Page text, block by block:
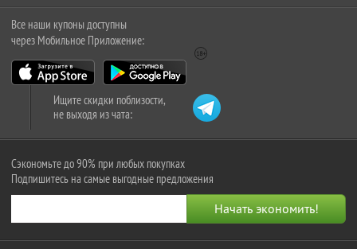
Все наши купоны доступны
через Мобильное Приложение:
Ищите скидки поблизости,
не выходя из чата:
Сэкономьте до 90% при любых покупках
Подпишитесь на самые выгодные предложения